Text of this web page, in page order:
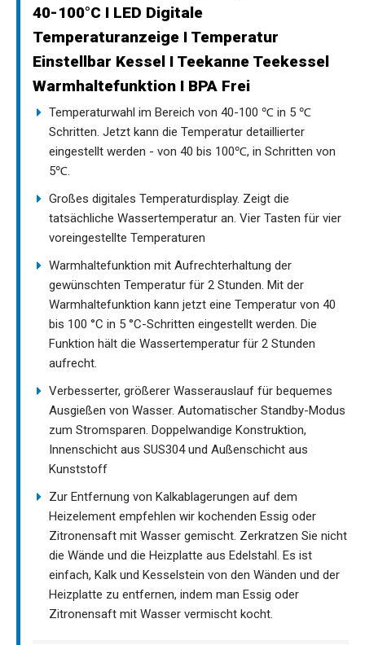
40-100°C I LED Digitale
Temperaturanzeige I Temperatur
Einstellbar Kessel I Teekanne Teekessel
Warmhaltefunktion I BPA Frei
Temperaturwahl im Bereich von 40-100 ℃ in 5 ℃
Schritten. Jetzt kann die Temperatur detaillierter
eingestellt werden - von 40 bis 100℃, in Schritten von
5℃.
Großes digitales Temperaturdisplay. Zeigt die
tatsächliche Wassertemperatur an. Vier Tasten für vier
voreingestellte Temperaturen
Warmhaltefunktion mit Aufrechterhaltung der
gewünschten Temperatur für 2 Stunden. Mit der
Warmhaltefunktion kann jetzt eine Temperatur von 40
bis 100 °C in 5 °C-Schritten eingestellt werden. Die
Funktion hält die Wassertemperatur für 2 Stunden
aufrecht.
Verbesserter, größerer Wasserauslauf für bequemes
Ausgießen von Wasser. Automatischer Standby-Modus
zum Stromsparen. Doppelwandige Konstruktion,
Innenschicht aus SUS304 und Außenschicht aus
Kunststoff
Zur Entfernung von Kalkablagerungen auf dem
Heizelement empfehlen wir kochenden Essig oder
Zitronensaft mit Wasser gemischt. Zerkratzen Sie nicht
die Wände und die Heizplatte aus Edelstahl. Es ist
einfach, Kalk und Kesselstein von den Wänden und der
Heizplatte zu entfernen, indem man Essig oder
Zitronensaft mit Wasser vermischt kocht.